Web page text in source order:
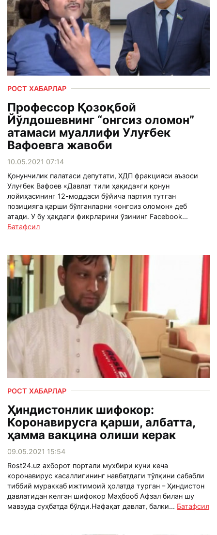
РОСТ ХАБАРЛАР
Профессор Қозоқбой
Йўлдошевнинг “онгсиз оломон”
атамаси муаллифи Улуғбек
Вафоевга жавоби
10.05.2021 07:14
Қонунчилик палатаси депутати, ХДП фракцияси аъзоси
Улуғбек Вафоев «Давлат тили ҳақида»ги қонун
лойиҳасининг 12-моддаси бўйича партия тутган
позицияга қарши бўлганларни «онгсиз оломон» деб
атади. У бу ҳақдаги фикрларини ўзининг Facebook...
Батафсил
РОСТ ХАБАРЛАР
Ҳиндистонлик шифокор:
Коронавирусга қарши, албатта,
ҳамма вакцина олиши керак
09.05.2021 15:54
Rost24.uz ахборот портали мухбири куни кеча
коронавирус касаллигининг навбатдаги тўлқини сабабли
тиббий мураккаб ижтимоий ҳолатда турган – Ҳиндистон
давлатидан келган шифокор Маҳбооб Афзал билан шу
мавзуда суҳбатда бўлди.Нафақат давлат, балки... Батафсил